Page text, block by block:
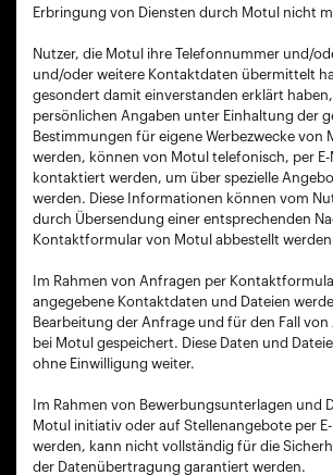
Erbringung von Diensten durch Motul nicht
Nutzer, die Motul ihre Telefonnummer und/
und/oder weitere Kontaktdaten übermittelt
gesondert damit einverstanden erklärt
persönlichen Angaben unter Einhaltung der
Bestimmungen für eigene Werbezwecke von
werden, können von Motul telefonisch, per E-
kontaktiert werden, um über spezielle
werden. Diese Informationen können vom
durch Übersendung einer entsprechenden
Kontaktformular von Motul abbestellt
Im Rahmen von Anfragen per
angegebene Kontaktdaten und Dateien
Bearbeitung der Anfrage und für den Fall von
bei Motul gespeichert. Diese Daten und
ohne Einwilligung weiter.
Im Rahmen von Bewerbungsunterlagen und
Motul initiativ oder auf Stellenangebote per
werden, kann nicht vollständig für die
der Datenübertragung garantiert werden.